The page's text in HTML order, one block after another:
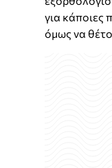
για κάποιες
όμως να